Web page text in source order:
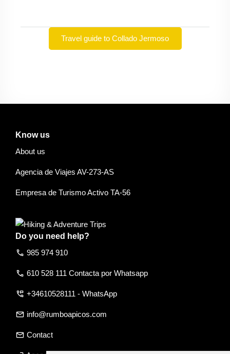
Travel guide to Collado Jermoso
Know us
About us
Agencia de Viajes AV-273-AS
Empresa de Turismo Activo TA-56
Do you need help?
call 985 974 910
call 610 528 111 Contacta por Whatsapp
perm_phone_msg +34610528111 - WhatsApp
email info@rumboapicos.com
email Contact